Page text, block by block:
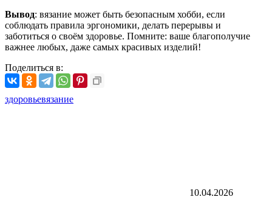
Вывод: вязание может быть безопасным хобби, если
соблюдать правила эргономики, делать перерывы и
заботиться о своём здоровье. Помните: ваше благополучие
важнее любых, даже самых красивых изделий!
Поделиться в:
здоровьевязание
10.04.2026